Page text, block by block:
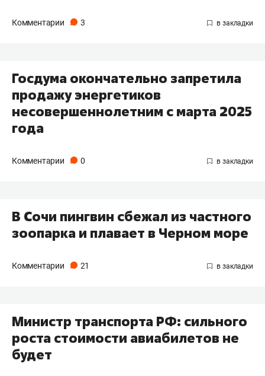
Комментарии 3
Госдума окончательно запретила
продажу энергетиков
несовершеннолетним с марта 2025
года
Комментарии 0
В Сочи пингвин сбежал из частного
зоопарка и плавает в Черном море
Комментарии 21
Министр транспорта РФ: сильного
роста стоимости авиабилетов не
будет